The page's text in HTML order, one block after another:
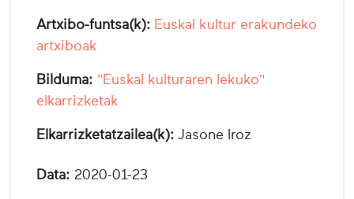
Artxibo-funtsa(k): Euskal kultur erakundeko
artxiboak
Bilduma: "Euskal kulturaren lekuko"
elkarrizketak
Elkarrizketatzailea(k): Jasone Iroz
Data: 2020-01-23